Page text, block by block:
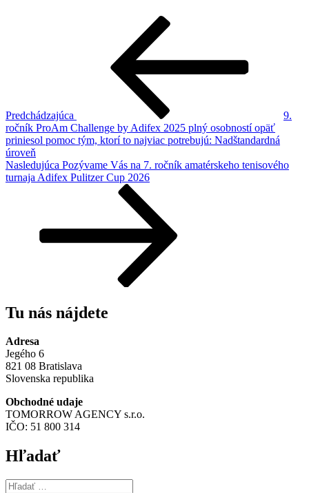
Predchádzajúca
9.
ročník ProAm Challenge by Adifex 2025 plný osobností opäť
priniesol pomoc tým, ktorí to najviac potrebujú: Nadštandardná
úroveň
Ďalší
článok
Nasledujúca Pozývame Vás na 7. ročník amatérskeho tenisového
turnaja Adifex Pulitzer Cup 2026
Tu nás nájdete
Adresa
Jegého 6
821 08 Bratislava
Slovenska republika
Obchodné udaje
TOMORROW AGENCY s.r.o.
IČO: 51 800 314
Hľadať
Hľadať: